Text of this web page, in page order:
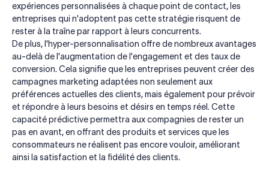
expériences personnalisées à chaque point de contact, les
entreprises qui n'adoptent pas cette stratégie risquent de
rester à la traîne par rapport à leurs concurrents.
De plus, l'hyper-personnalisation offre de nombreux avantages
au-delà de l'augmentation de l'engagement et des taux de
conversion. Cela signifie que les entreprises peuvent créer des
campagnes marketing adaptées non seulement aux
préférences actuelles des clients, mais également pour prévoir
et répondre à leurs besoins et désirs en temps réel. Cette
capacité prédictive permettra aux compagnies de rester un
pas en avant, en offrant des produits et services que les
consommateurs ne réalisent pas encore vouloir, améliorant
ainsi la satisfaction et la fidélité des clients.